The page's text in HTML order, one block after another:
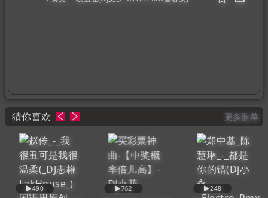
猜你喜欢 更多歌单
490 762 248